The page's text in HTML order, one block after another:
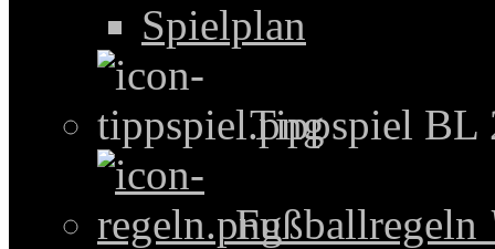
Spielplan
Tippspiel BL
Fußballregeln